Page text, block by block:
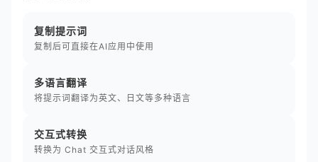
复制提示词
复制后可直接在AI应用中使用
多语言翻译
将提示词翻译为英文、日文等多种语言
交互式转换
转换为 Chat 交互式对话风格